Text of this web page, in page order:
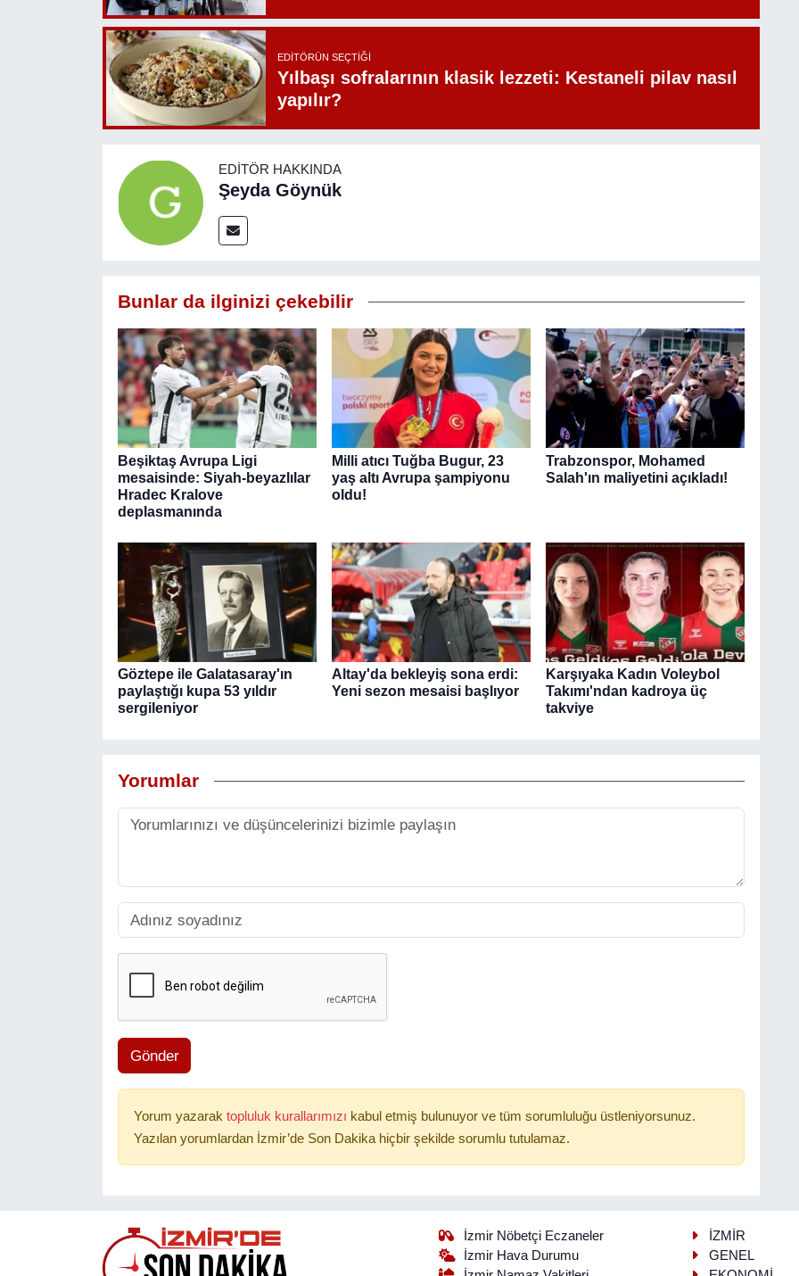
EDITÖRÜN SEÇTIĞI
Yılbaşı sofralarının klasik lezzeti: Kestaneli pilav nasıl
yapılır?
EDITÖR HAKKINDA
Şeyda Göynük
Bunlar da ilginizi çekebilir
Beşiktaş Avrupa Ligi
mesaisinde: Siyah-beyazlılar
Hradec Kralove
deplasmanında
Milli atıcı Tuğba Bugur, 23
yaş altı Avrupa şampiyonu
oldu!
Trabzonspor, Mohamed
Salah'ın maliyetini açıkladı!
Göztepe ile Galatasaray'ın
paylaştığı kupa 53 yıldır
sergileniyor
Altay'da bekleyiş sona erdi:
Yeni sezon mesaisi başlıyor
Karşıyaka Kadın Voleybol
Takımı'ndan kadroya üç
takviye
Yorumlar
Gönder
Yorum yazarak topluluk kurallarımızı kabul etmiş bulunuyor ve tüm sorumluluğu üstleniyorsunuz.
Yazılan yorumlardan İzmir’de Son Dakika hiçbir şekilde sorumlu tutulamaz.
İzmir Nöbetçi Eczaneler
İzmir Hava Durumu
İZMİR
GENEL